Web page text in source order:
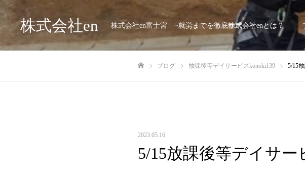
株式会社en 株式会社en富士宮 ~就労までを徹底サポート~
株式会社enとは？
ブログ 放課後等デイサービスkonoki139 5/15
2023.05.16
5/15放課後等デイサ